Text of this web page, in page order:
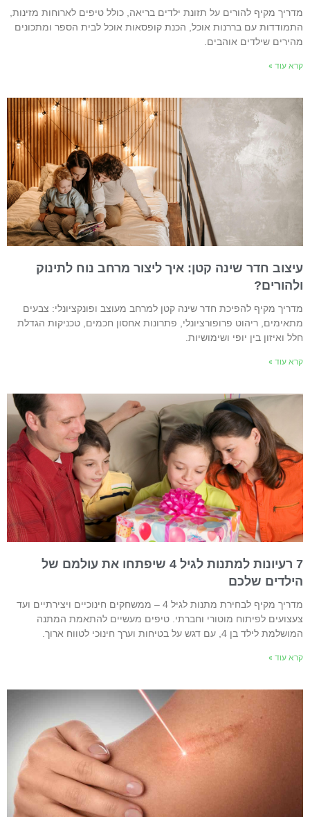
מקיף להורים על תזונת ילדים בריאה, כולל טיפים לארוחות מזינות,
עם בררנות אוכל, הכנת קופסאות אוכל לבית הספר ומתכונים
שילדים אוהבים.
עוד »
חדר שינה קטן: איך ליצור מרחב נוח לתינוק
מקיף להפיכת חדר שינה קטן למרחב מעוצב ופונקציונלי: צבעים
ריהוט פרופורציונלי, פתרונות אחסון חכמים, טכניקות הגדלת
ואיזון בין יופי ושימושיות.
עוד »
7 רעיונות למתנות לגיל 4 שיפתחו את עולמם של
שלכם
מדריך מקיף לבחירת מתנות לגיל 4 – ממשחקים חינוכיים ויצירתיים ועד
לפיתוח מוטורי וחברתי. טיפים מעשיים להתאמת המתנה
לילד בן 4, עם דגש על בטיחות וערך חינוכי לטווח ארוך.
עוד »